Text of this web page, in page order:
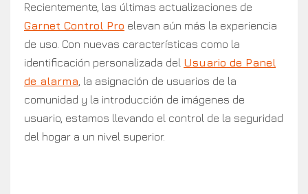
Recientemente, las últimas actualizaciones de
Garnet Control Pro elevan aún más la experiencia
de uso. Con nuevas características como la
identificación personalizada del Usuario de Panel
de alarma , la asignación de usuarios de la
comunidad y la introducción de imágenes de
usuario, estamos llevando el control de la seguridad
del hogar a un nivel superior.